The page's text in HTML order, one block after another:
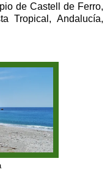
de Castell de Ferro,
Tropical, Andalucía,